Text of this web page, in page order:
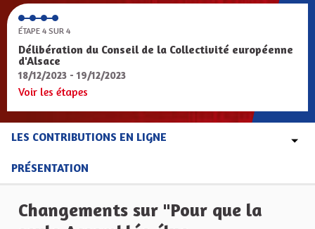
ÉTAPE 4 SUR 4
Délibération du Conseil de la Collectivité européenne
d'Alsace
18/12/2023 - 19/12/2023
Voir les étapes
LES CONTRIBUTIONS EN LIGNE
PRÉSENTATION
Changements sur "Pour que la